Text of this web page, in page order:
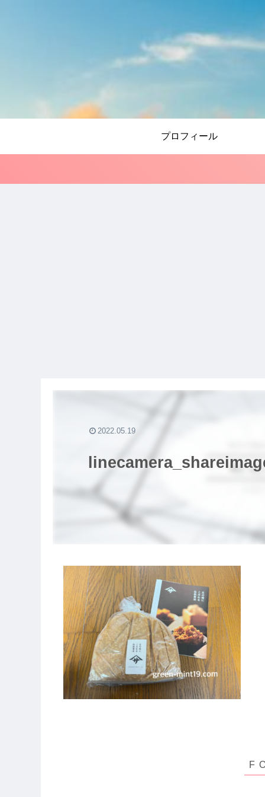
プロフィール
2022.05.19